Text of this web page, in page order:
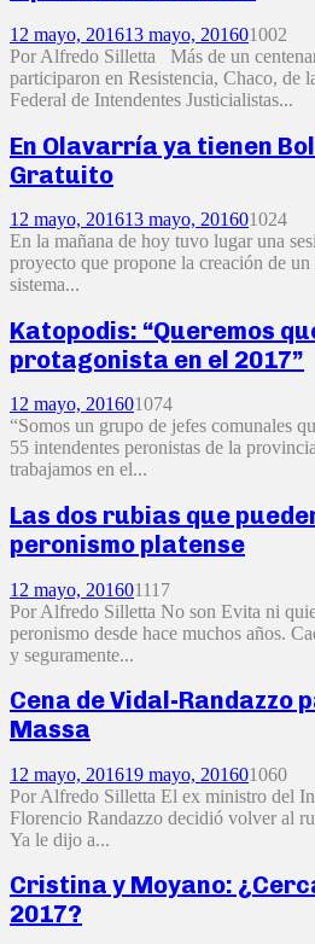
12 mayo, 201613 mayo, 201601002
Por Alfredo Silletta Más de un
participaron en Resistencia, Chaco, de
Federal de Intendentes Justicialistas...
En Olavarría ya tienen
Gratuito
12 mayo, 201613 mayo, 201601024
En la mañana de hoy tuvo lugar una
proyecto que propone la creación de
sistema...
Katopodis: “Queremos
protagonista en el 2017”
12 mayo, 201601074
“Somos un grupo de jefes comunales
55 intendentes peronistas de la
trabajamos en el...
Las dos rubias que
peronismo platense
12 mayo, 201601117
Por Alfredo Silletta No son Evita ni
peronismo desde hace muchos años.
y seguramente...
Cena de Vidal-Randazzo
Massa
12 mayo, 201619 mayo, 201601060
Por Alfredo Silletta El ex ministro del
Florencio Randazzo decidió volver al
Ya le dijo a...
Cristina y Moyano:
2017?